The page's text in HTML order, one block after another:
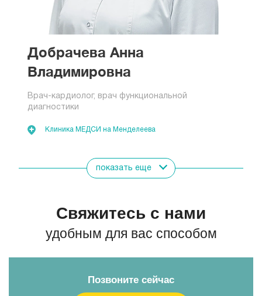
Добрачева Анна
Владимировна
Врач-кардиолог, врач функциональной
диагностики
Клиника МЕДСИ на Менделеева
показать еще
Свяжитесь с нами
удобным для вас способом
Позвоните сейчас